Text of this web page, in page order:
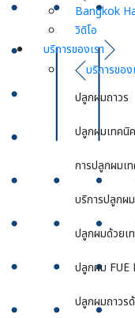
Bangkok
วิดิโอ
บริการของเรา
บริการของ
ปลูกผมถาวร
ปลูกผมเทคนิ
การปลูกผม
บริการปลูกผ
ปลูกผมด้วยเ
ปลูกผม FUE
ปลูกผมถาวร